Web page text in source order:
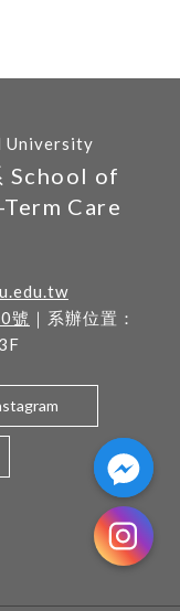
University
School of
Care
號 ｜系辦位置：